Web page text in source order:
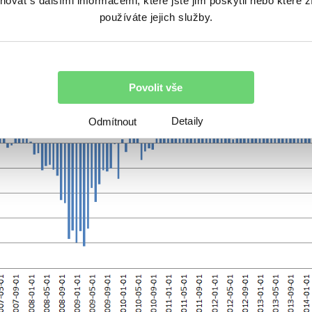
Detaily
používáte jejich služby.
Odmítnout
Povolit vše